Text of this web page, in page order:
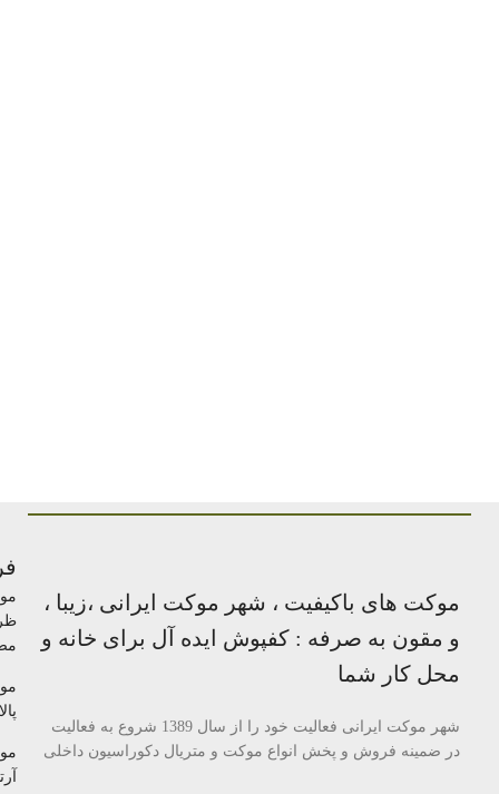
موکت های باکیفیت ، شهر موکت ایرانی ،زیبا ،
و مقون به صرفه : کفپوش ایده آل برای خانه و
محل کار شما
شهر موکت ایرانی فعالیت خود را از سال 1389 شروع به فعالیت
در ضمینه فروش و پخش انواع موکت و متریال دکوراسیون داخلی